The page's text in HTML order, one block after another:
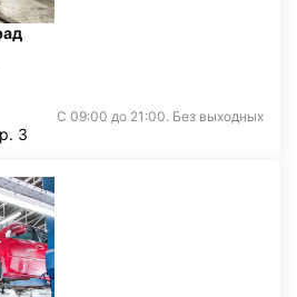
С 09:00 до 21:00. Без выходных
3